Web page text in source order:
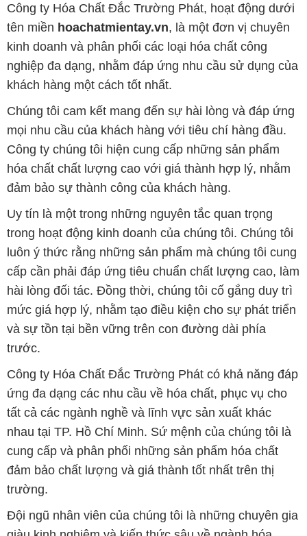
Công ty Hóa Chất Đắc Trường Phát, hoạt động dưới
tên miền hoachatmientay.vn, là một đơn vị chuyên
kinh doanh và phân phối các loại hóa chất công
nghiệp đa dạng, nhằm đáp ứng nhu cầu sử dụng của
khách hàng một cách tốt nhất.
Chúng tôi cam kết mang đến sự hài lòng và đáp ứng
mọi nhu cầu của khách hàng với tiêu chí hàng đầu.
Công ty chúng tôi hiện cung cấp những sản phẩm
hóa chất chất lượng cao với giá thành hợp lý, nhằm
đảm bảo sự thành công của khách hàng.
Uy tín là một trong những nguyên tắc quan trọng
trong hoạt động kinh doanh của chúng tôi. Chúng tôi
luôn ý thức rằng những sản phẩm mà chúng tôi cung
cấp cần phải đáp ứng tiêu chuẩn chất lượng cao, làm
hài lòng đối tác. Đồng thời, chúng tôi cố gắng duy trì
mức giá hợp lý, nhằm tạo điều kiện cho sự phát triển
và sự tồn tại bền vững trên con đường dài phía
trước.
Công ty Hóa Chất Đắc Trường Phát có khả năng đáp
ứng đa dạng các nhu cầu về hóa chất, phục vụ cho
tất cả các ngành nghề và lĩnh vực sản xuất khác
nhau tại TP. Hồ Chí Minh. Sứ mệnh của chúng tôi là
cung cấp và phân phối những sản phẩm hóa chất
đảm bảo chất lượng và giá thành tốt nhất trên thị
trường.
Đội ngũ nhân viên của chúng tôi là những chuyên gia